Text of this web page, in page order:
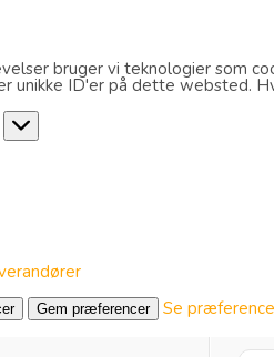
bruger vi teknologier som
unikke ID'er på dette websted.
Gem præferencer
Se